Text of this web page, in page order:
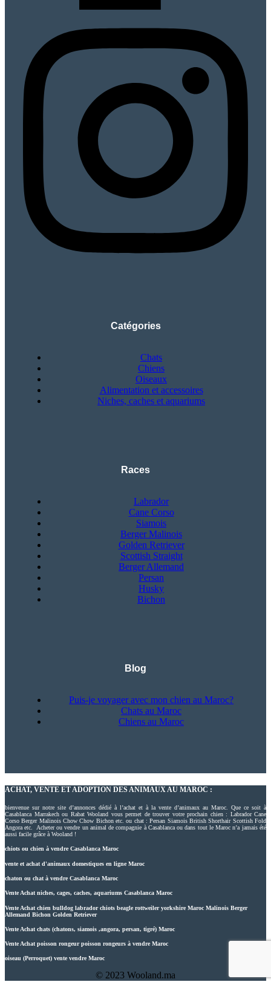
Catégories
Chats
Chiens
Oiseaux
Alimentation et accessoires
Niches, caches et aquariums
Races
Labrador
Cane Corso
Siamois
Berger Malinois
Golden Retriever
Scottish Straight
Berger Allemand
Persan
Husky
Bichon
Blog
Puis-je voyager avec mon chien au Maroc?
Chats au Maroc
Chiens au Maroc
ACHAT, VENTE ET ADOPTION DES ANIMAUX AU MAROC :
bienvenue sur notre site d’annonces dédié à l’achat et à la vente d’animaux au Maroc. Que ce soit à
Casablanca Marrakech ou Rabat Wooland vous permet de trouver votre prochain chien : Labrador Cane
Corso Berger Malinois Chow Chow Bichon etc. ou chat : Persan Siamois British Shorthair Scottish Fold
Angora etc. Acheter ou vendre un animal de compagnie à Casablanca ou dans tout le Maroc n’a jamais été
aussi facile grâce à Wooland !
chiots ou chien à vendre Casablanca Maroc
vente et achat d'animaux domestiques en ligne Maroc
chaton ou chat à vendre Casablanca Maroc
Vente Achat niches, cages, caches, aquariums Casablanca Maroc
Vente Achat chien bulldog labrador chiots beagle rottweiler yorkshire Maroc Malinois Berger
Allemand Bichon Golden Retriever
Vente Achat chats (chatons, siamois ,angora, persan, tigré) Maroc
Vente Achat poisson rongeur poisson rongeurs à vendre Maroc
oiseau (Perroquet) vente vendre Maroc
© 2023 Wooland.ma